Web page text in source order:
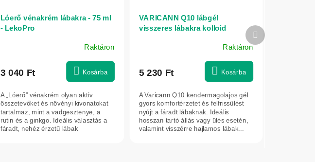
Lóerő vénakrém lábakra - 75 ml
- LekoPro
Raktáron
3 040 Ft Kosárba
A „Lóerő” vénakrém olyan aktív
összetevőket és növényi kivonatokat
tartalmaz, mint a vadgesztenye, a
rutin és a ginkgo. Ideális választás a
fáradt, nehéz érzetű lábak
VARICANN Q10 lábgél
visszeres lábakra kolloid
Raktáron
5 230 Ft Kosárba
A Varicann Q10 kendermagolajos gél
gyors komfortérzetet és felfrissülést
nyújt a fáradt lábaknak. Ideális
hosszan tartó állás vagy ülés esetén,
valamint visszérre hajlamos lábak...
Következő
termék